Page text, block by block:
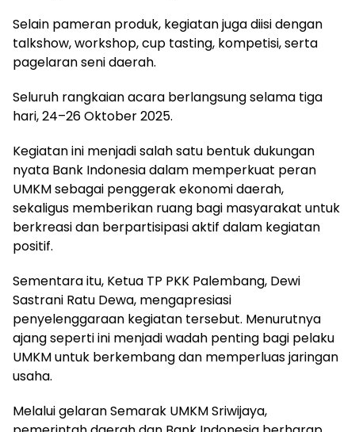
Selain pameran produk, kegiatan juga diisi dengan
talkshow, workshop, cup tasting, kompetisi, serta
pagelaran seni daerah.
Seluruh rangkaian acara berlangsung selama tiga
hari, 24–26 Oktober 2025.
Kegiatan ini menjadi salah satu bentuk dukungan
nyata Bank Indonesia dalam memperkuat peran
UMKM sebagai penggerak ekonomi daerah,
sekaligus memberikan ruang bagi masyarakat untuk
berkreasi dan berpartisipasi aktif dalam kegiatan
positif.
Sementara itu, Ketua TP PKK Palembang, Dewi
Sastrani Ratu Dewa, mengapresiasi
penyelenggaraan kegiatan tersebut. Menurutnya
ajang seperti ini menjadi wadah penting bagi pelaku
UMKM untuk berkembang dan memperluas jaringan
usaha.
Melalui gelaran Semarak UMKM Sriwijaya,